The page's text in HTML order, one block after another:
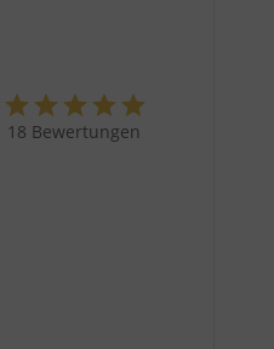
18 Bewertungen